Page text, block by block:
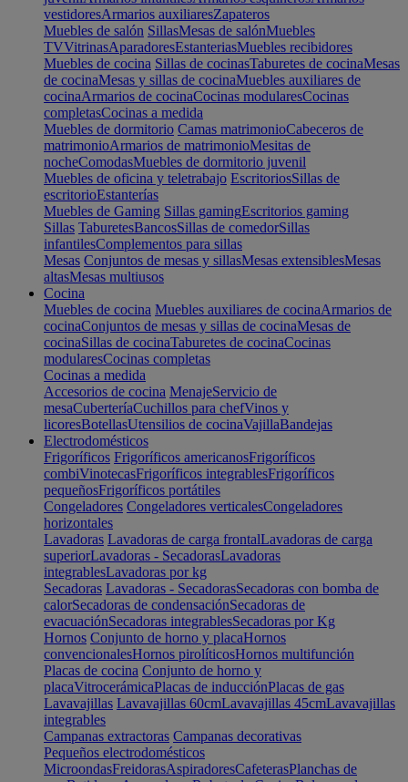
vestidoresArmarios auxiliaresZapateros
Muebles de salón SillasMesas de salónMuebles
TVVitrinasAparadoresEstanteriasMuebles recibidores
Muebles de cocina Sillas de cocinasTaburetes de cocinaMesas
de cocinaMesas y sillas de cocinaMuebles auxiliares de
cocinaArmarios de cocinaCocinas modularesCocinas
completasCocinas a medida
Muebles de dormitorio Camas matrimonioCabeceros de
matrimonioArmarios de matrimonioMesitas de
nocheComodasMuebles de dormitorio juvenil
Muebles de oficina y teletrabajo EscritoriosSillas de
escritorioEstanterías
Muebles de Gaming Sillas gamingEscritorios gaming
Sillas TaburetesBancosSillas de comedorSillas
infantilesComplementos para sillas
Mesas Conjuntos de mesas y sillasMesas extensiblesMesas
altasMesas multiusos
Cocina
Muebles de cocina Muebles auxiliares de cocinaArmarios de
cocinaConjuntos de mesas y sillas de cocinaMesas de
cocinaSillas de cocinaTaburetes de cocinaCocinas
modularesCocinas completas
Cocinas a medida
Accesorios de cocina MenajeServicio de
mesaCuberteríaCuchillos para chefVinos y
licoresBotellasUtensilios de cocinaVajillaBandejas
Electrodomésticos
Frigoríficos Frigoríficos americanosFrigoríficos
combiVinotecasFrigoríficos integrablesFrigoríficos
pequeñosFrigoríficos portátiles
Congeladores Congeladores verticalesCongeladores
horizontales
Lavadoras Lavadoras de carga frontalLavadoras de carga
superiorLavadoras - SecadorasLavadoras
integrablesLavadoras por kg
Secadoras Lavadoras - SecadorasSecadoras con bomba de
calorSecadoras de condensaciónSecadoras de
evacuaciónSecadoras integrablesSecadoras por Kg
Hornos Conjunto de horno y placaHornos
convencionalesHornos pirolíticosHornos multifunción
Placas de cocina Conjunto de horno y
placaVitrocerámicaPlacas de inducciónPlacas de gas
Lavavajillas Lavavajillas 60cmLavavajillas 45cmLavavajillas
integrables
Campanas extractoras Campanas decorativas
Pequeños electrodomésticos
MicroondasFreidorasAspiradoresCafeterasPlanchas de